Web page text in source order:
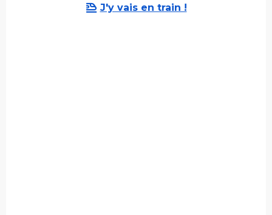
J'y vais en train !